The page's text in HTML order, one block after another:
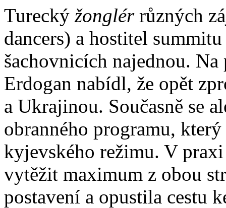
Turecký žonglérrůzných
dancers) a hostitel
šachovnicích najednou.
Erdogan nabídl, že opět
a Ukrajinou. Současně se
obranného programu,
kyjevského režimu. V praxi
vytěžit maximum z obou
postavení a opustila cestu